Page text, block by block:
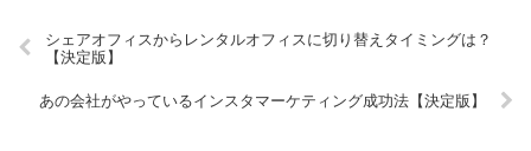
シェアオフィスからレンタルオフィスに切り替えタイミングは？
【決定版】
あの会社がやっているインスタマーケティング成功法【決定版】